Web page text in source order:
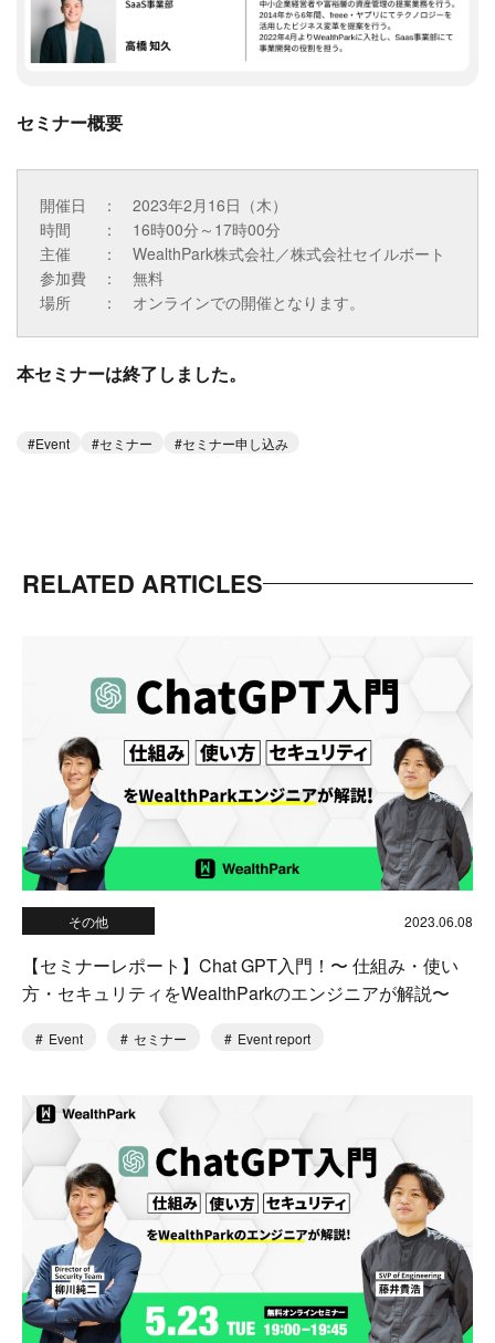
セミナー概要
開催日 ： 2023年2月16日（木）
時間 ： 16時00分～17時00分
主催 ： WealthPark株式会社／株式会社セイルボート
参加費 ： 無料
場所 ： オンラインでの開催となります。
本セミナーは終了しました。
Event セミナー セミナー申し込み
RELATED ARTICLES
その他 2023.06.08
【セミナーレポート】Chat GPT入門！〜 仕組み・使い
方・セキュリティをWealthParkのエンジニアが解説〜
Event セミナー Event report